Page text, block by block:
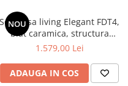
NOU
Set masa living Elegant FDT4,
blat caramica, structura
metalica, 140x80x75 cm,
FDC2, tapiterie catifea, 90 kg,
bej
1.579,00 Lei
ADAUGA IN COS